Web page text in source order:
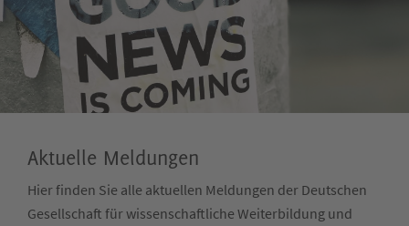
Aktuelle Meldungen
Hier finden Sie alle aktuellen Meldungen der Deutschen
Gesellschaft für wissenschaftliche Weiterbildung und